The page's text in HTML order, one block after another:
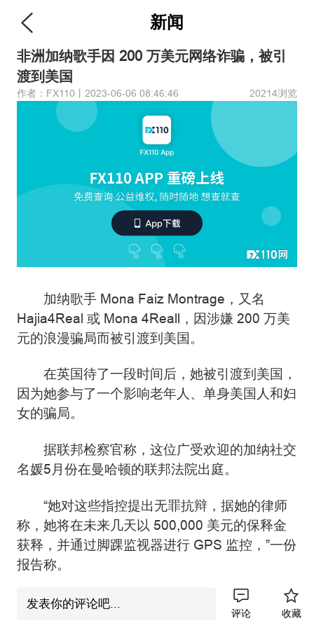
新闻
非洲加纳歌手因 200 万美元网络诈骗，被引
渡到美国
作者：FX110丨2023-06-06 08:46:46 20214浏览
加纳歌手 Mona Faiz Montrage，又名
Hajia4Real 或 Mona 4Reall，因涉嫌 200 万美
元的浪漫骗局而被引渡到美国。
在英国待了一段时间后，她被引渡到美国，
因为她参与了一个影响老年人、单身美国人和妇
女的骗局。
据联邦检察官称，这位广受欢迎的加纳社交
名媛5月份在曼哈顿的联邦法院出庭。
“她对这些指控提出无罪抗辩，据她的律师
称，她将在未来几天以 500,000 美元的保释金
获释，并通过脚踝监视器进行 GPS 监控，”一份
报告称。
联邦检察官补充说：“法庭文件称，骗子会
让受害者以虚假的借口向他们转移资金——比如
发表你的评论吧...
评论 收藏